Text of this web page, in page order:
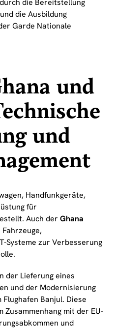
die Bereitstellung
die Ausbildung
Garde Nationale
und
und
Handfunkgeräte,
für
Auch der Ghana
Systeme zur Verbesserung
der Lieferung eines
und der Modernisierung
Banjul. Diese
mit der EU-
und